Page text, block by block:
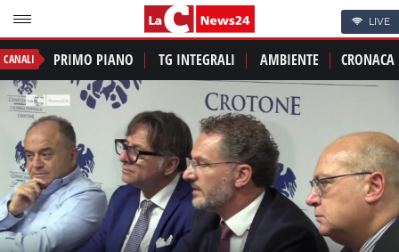
LIVE
CANALI PRIMO PIANO TG INTEGRALI AMBIENTE CRONACA